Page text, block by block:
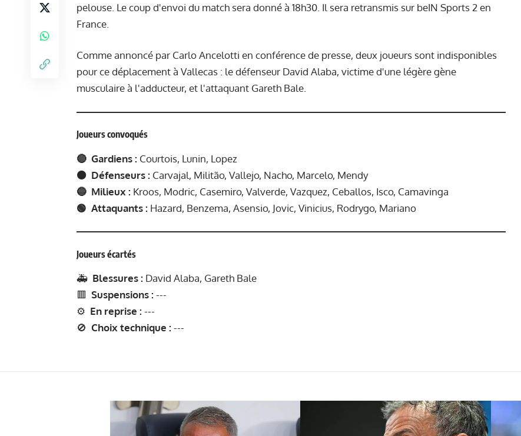
pelouse. Le coup d'envoi du match sera donné à 18h30. Il sera retransmis sur beIN Sports 2 en
France.
Comme annoncé par Carlo Ancelotti en conférence de presse, deux joueurs sont indisponibles
pour ce déplacement à Vallecas : le défenseur David Alaba, victime d'une légère gène
musculaire à l'adducteur, et l'attaquant Gareth Bale.
Joueurs convoqués
🔴 Gardiens : Courtois, Lunin, Lopez
🟠 Défenseurs : Carvajal, Militão, Vallejo, Nacho, Marcelo, Mendy
🔵 Milieux : Kroos, Modric, Casemiro, Valverde, Vazquez, Ceballos, Isco, Camavinga
🟢 Attaquants : Hazard, Benzema, Asensio, Jovic, Vinicius, Rodrygo, Mariano
Joueurs écartés
🚑 Blessures : David Alaba, Gareth Bale
🟥 Suspensions : ---
⚙️ En reprise : ---
🚫 Choix technique : ---